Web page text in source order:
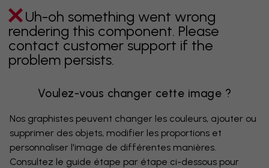
Uh-oh something went wrong
rendering this component. Please
contact customer support if the
problem persists.
Voulez-vous changer cette image ?
Nos graphistes peuvent changer les couleurs, ajouter ou
supprimer des objets, modifier les proportions et
personnaliser l'image de différentes manières.
Consultez le guide étape par étape ci-dessous pour